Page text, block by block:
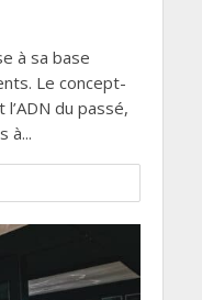
à sa base
Le concept-
du passé,
à...